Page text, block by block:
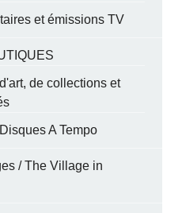
et émissions TV
de collections et
A Tempo
/ The Village in